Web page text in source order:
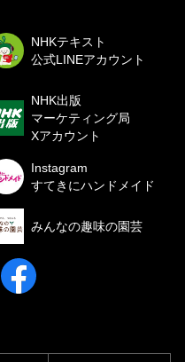
NHKテキスト
公式LINEアカウント
NHK出版
マーケティング局
Xアカウント
Instagram
すてきにハンドメイド
みんなの趣味の園芸